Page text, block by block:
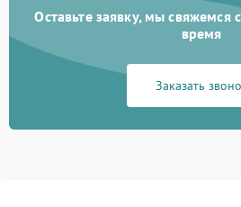
Оставьте заявку, мы
время
Заказать